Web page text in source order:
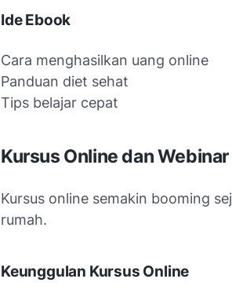
Ide Ebook
Cara menghasilkan uang online
Panduan diet sehat
Tips belajar cepat
Kursus Online dan Webinar
Kursus online semakin booming
rumah.
Keunggulan Kursus Online